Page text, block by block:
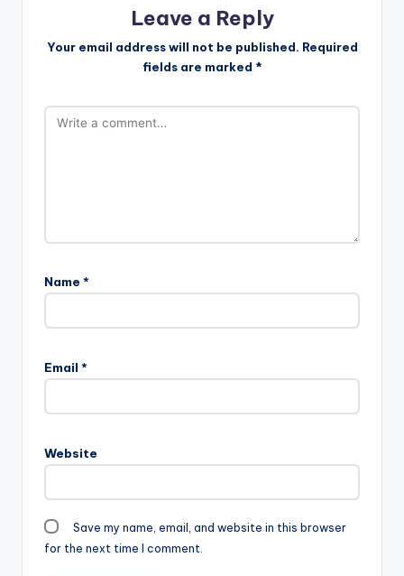
a
Leave a Reply
Your email address will not be published. Required
fields are marked *
Name *
Email *
Website
Save my name, email, and website in this browser
for the next time I comment.